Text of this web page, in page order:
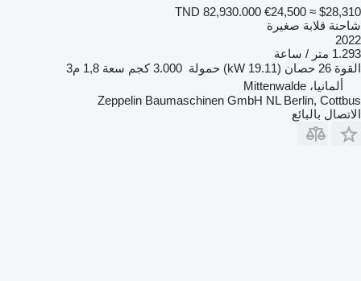
TND 82,930.000 €24,500 ≈ $28,310
شاحنة قلابة صغيرة
2022
1.293 متر / ساعة
القوة 26 حصان (19.11 kW) حمولة 3.000 كجم سعة 1,8 م3
ألمانيا، Mittenwalde
Zeppelin Baumaschinen GmbH NL Berlin, Cottbus
الاتصال بالبائع